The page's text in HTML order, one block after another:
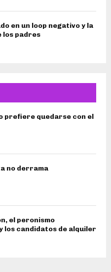
en un loop negativo y la
los padres
prefiere quedarse con el
no derrama
el peronismo
los candidatos de alquiler